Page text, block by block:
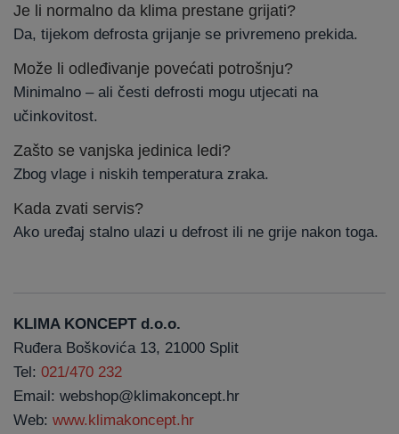
Je li normalno da klima prestane grijati?
Da, tijekom defrosta grijanje se privremeno prekida.
Može li odleđivanje povećati potrošnju?
Minimalno – ali česti defrosti mogu utjecati na
učinkovitost.
Zašto se vanjska jedinica ledi?
Zbog vlage i niskih temperatura zraka.
Kada zvati servis?
Ako uređaj stalno ulazi u defrost ili ne grije nakon toga.
KLIMA KONCEPT d.o.o.
Ruđera Boškovića 13, 21000 Split
Tel: 021/470 232
Email: webshop@klimakoncept.hr
Web: www.klimakoncept.hr